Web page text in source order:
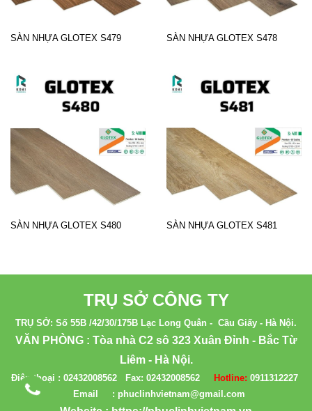
SÀN NHỰA GLOTEX S479 SÀN NHỰA GLOTEX S478
SÀN NHỰA GLOTEX S480 SÀN NHỰA GLOTEX S481
TRỤ SỞ CÔNG TY
TRỤ SỞ: Số 55B /42/30/175B Lạc Long Quân - Cầu Giấy - Hà Nội.
VĂN PHÒNG : Tòa nhà C2 sô 323 Xuân Đỉnh - Bắc Từ
Liêm - Hà Nội.
Điện thoại : 02432008562 Fax: 02432008562 Hotline: 0911312227
Email : phuclinhvietnam@gmail.com